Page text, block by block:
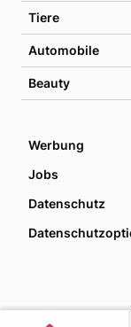
Tiere
Automobile
Beauty
Werbung
Jobs
Datenschutz